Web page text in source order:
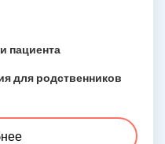
пациента
для родственников